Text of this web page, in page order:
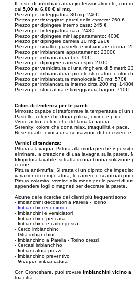
Il costo di un’imbiancatura professionalmente, con
dai 5,00 ai 6,00 € al mq.
Prezzo per tinteggiatura 30 mq: 240€
Prezzo per tinteggiare pareti della camera: 260 €
Prezzo per dipingere interno casa: 245 €
Prezzo per tinteggiatura sala: 248€
Prezzo per dipingere mini appartamento: 400€
Prezzo per dipingere camera 10 mq: 290€
Prezzo per smaltire piastrelle e imbiancare cucina:
Prezzo per imbiancare appartamento: 2300€
Prezzo per imbiancatura box: 90€
Prezzo per dipingere camera ospiti: 210€
Prezzo per verniciatura di una ringhiera di 5 metri:
Prezzo per imbiancatura, piccole stuccature e
Prezzo per imbiancatura monolocale 50 mq: 570€
Prezzo per imbiancatura interno circa 200 mq:
Prezzo per stuccatura e tinteggiatura bagno: 710€
Colori di tendenza per le pareti:
Mimosa: capace di trasformare la temperatura di un
Pastello: colore che dona pulizia, ordine e pace.
Verde-acido: colore che richiama la natura.
Serenity: colore che dona relax, tranquillità e pace.
Rose quartz: evoca una sensazione di benessere e
Vernici di tendenza:
Pittura a lavagna: Pittura alla moda perché è
eliminare, la creazione di una lavagna sulla parete.
Idropittura lavabile: si tratta di una buona soluzione
cucine.
Pittura anti-muffa: Si tratta di un dipinto che
variazioni di temperatura, le camere o scantinati
Pittura calamita: vernice alla moda per le pareti di
appendere fogli o magneti per decorare la parete.
Alcune delle ricerche dei clienti più frequenti sono:
- Imbianchini decoratori a Parella - Torino
- Imbianchini economici
- Imbianchini e verniciatori
- Imbianchino per casa
- Imbianchino e cartongesso
- Cerco imbianchino
- Ditta imbianchini
- Imbianchino a Parella - Torino prezzi
- Cercasi imbianchino
- Imbiancatura prezzi
- Imbianchino preventivo
- Groupon imbiancatura
Con Cronoshare, puoi trovare Imbianchini vicino a
tua città.